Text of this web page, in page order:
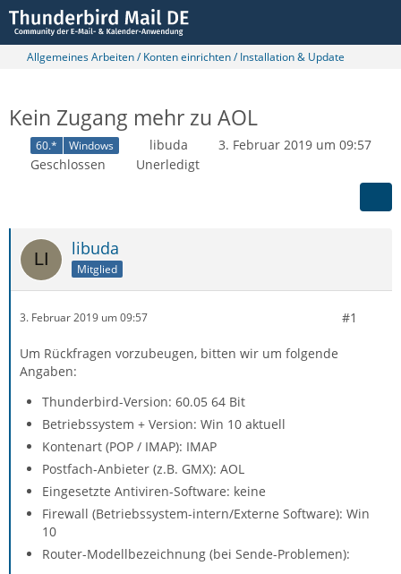
Allgemeines Arbeiten / Konten einrichten / Installation & Update
Kein Zugang mehr zu AOL
60.* Windows libuda
3. Februar 2019 um 09:57
Geschlossen
Unerledigt
libuda
Mitglied
3. Februar 2019 um 09:57 #1
Um Rückfragen vorzubeugen, bitten wir um folgende
Angaben:
Thunderbird-Version: 60.05 64 Bit
Betriebssystem + Version: Win 10 aktuell
Kontenart (POP / IMAP): IMAP
Postfach-Anbieter (z.B. GMX): AOL
Eingesetzte Antiviren-Software: keine
Firewall (Betriebssystem-intern/Externe Software): Win
10
Router-Modellbezeichnung (bei Sende-Problemen):